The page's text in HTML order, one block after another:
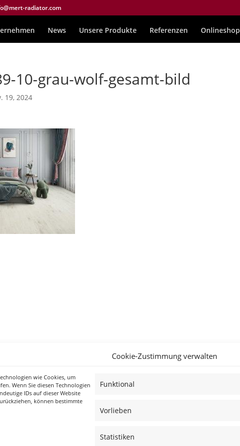
Cookie-Zustimmung verwalten
wie Cookies, um
Wenn Sie diesen Technologien
IDs auf dieser Website
können bestimmte
Funktional
Vorlieben
Statistiken
radiator.com
News Unsere Produkte Referenzen Onlineshop
10-grau-wolf-gesamt-bild
19, 2024